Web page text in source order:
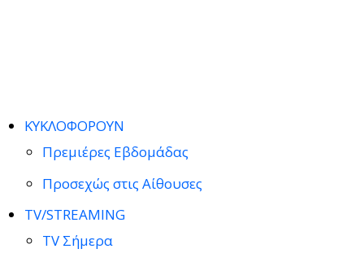
ΚΥΚΛΟΦΟΡΟΥΝ
Πρεμιέρες Εβδομάδας
Προσεχώς στις Αίθουσες
TV/STREAMING
TV Σήμερα